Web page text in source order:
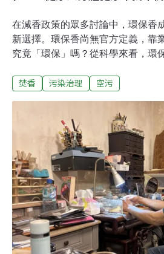
在減香政策的眾多討論中，環保香
新選擇。環保香尚無官方定義，靠
究竟「環保」嗎？從科學來看，環
因為燒環保香感覺起來「沒有那麼
煙，我說有，他們就不買了。」市
香，是無煙還是少煙？ 無煙真的
不一樣。黃瓊儀認為環保香只是「
約1.1～1.2毫米。士林的「鄭怡成
環保香定義為「粉裹少、直徑小、
他強調，只要有燃燒，就一定有污
香無害。台中「金鍠金紙」的施議
格環保」，一包細香從300支增加
一包環保香可以拜200～300次。
環保香，第四代老闆陳鈺翔說，他
焚香 污染治理 空污